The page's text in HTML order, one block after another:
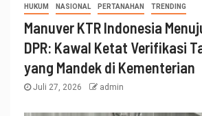
HUKUM NASIONAL PERTANAHAN TRENDING
Manuver KTR Indonesia
DPR: Kawal Ketat Verifikasi
yang Mandek di Kementerian
Juli 27, 2026 admin